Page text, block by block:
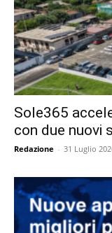
Sole365
con due nuovi
Redazione - 31 Luglio